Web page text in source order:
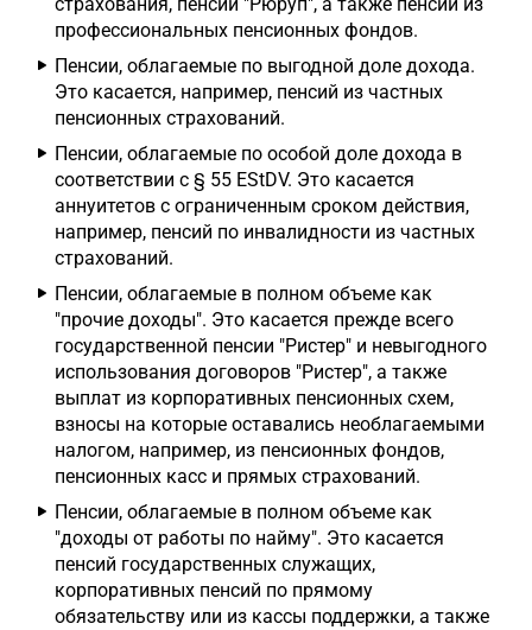
профессиональных пенсионных фондов.
Пенсии, облагаемые по выгодной доле дохода.
Это касается, например, пенсий из частных
пенсионных страхований.
Пенсии, облагаемые по особой доле дохода в
соответствии с § 55 EStDV. Это касается
аннуитетов с ограниченным сроком действия,
например, пенсий по инвалидности из частных
страхований.
Пенсии, облагаемые в полном объеме как
"прочие доходы". Это касается прежде всего
государственной пенсии "Ристер" и невыгодного
использования договоров "Ристер", а также
выплат из корпоративных пенсионных схем,
взносы на которые оставались необлагаемыми
налогом, например, из пенсионных фондов,
пенсионных касс и прямых страхований.
Пенсии, облагаемые в полном объеме как
"доходы от работы по найму". Это касается
пенсий государственных служащих,
корпоративных пенсий по прямому
обязательству или из кассы поддержки, а также